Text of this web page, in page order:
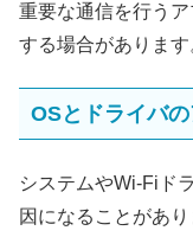
重要な通信を行う
する場合があります
OSとドライバ
システムやWi-Fiド
因になることがあり